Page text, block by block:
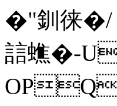
�"釧徕�/
誩蟭�-U